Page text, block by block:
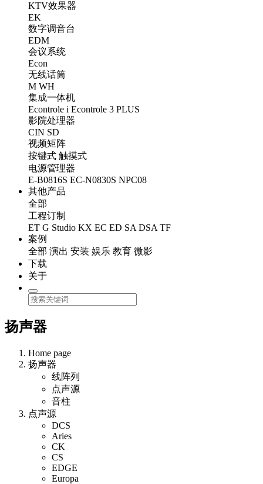
KTV效果器
EK
数字调音台
EDM
会议系统
Econ
无线话筒
M WH
集成一体机
Econtrole i Econtrole 3 PLUS
影院处理器
CIN SD
视频矩阵
按键式 触摸式
电源管理器
E-B0816S EC-N0830S NPC08
其他产品
全部
工程订制
ET G Studio KX EC ED SA DSA TF
案例
全部 演出 安装 娱乐 教育 微影
下载
关于
扬声器
Home page
扬声器
线阵列
点声源
音柱
点声源
DCS
Aries
CK
CS
EDGE
Europa